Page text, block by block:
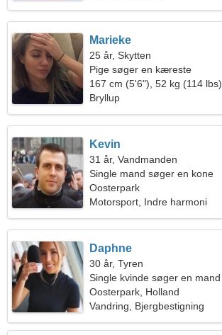
Marieke
25 år, Skytten
Pige søger en kæreste
167 cm (5'6"), 52 kg (114 lbs)
Bryllup
Kevin
31 år, Vandmanden
Single mand søger en kone
Oosterpark
Motorsport, Indre harmoni
Daphne
30 år, Tyren
Single kvinde søger en mand
Oosterpark, Holland
Vandring, Bjergbestigning